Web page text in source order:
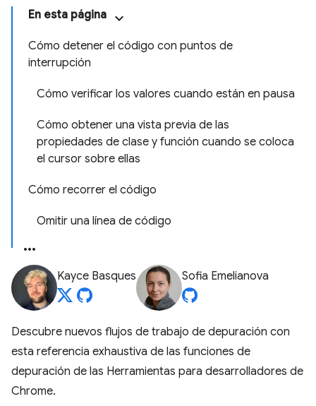
En esta página
Cómo detener el código con puntos de
interrupción
Cómo verificar los valores cuando están en pausa
Cómo obtener una vista previa de las
propiedades de clase y función cuando se coloca
el cursor sobre ellas
Cómo recorrer el código
Omitir una línea de código
Kayce Basques Sofia Emelianova
Descubre nuevos flujos de trabajo de depuración con
esta referencia exhaustiva de las funciones de
depuración de las Herramientas para desarrolladores de
Chrome.